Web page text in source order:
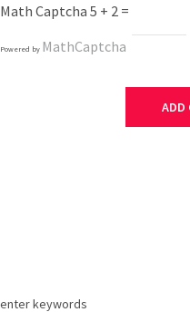
Math Captcha 5 + 2 =
Powered by MathCaptcha